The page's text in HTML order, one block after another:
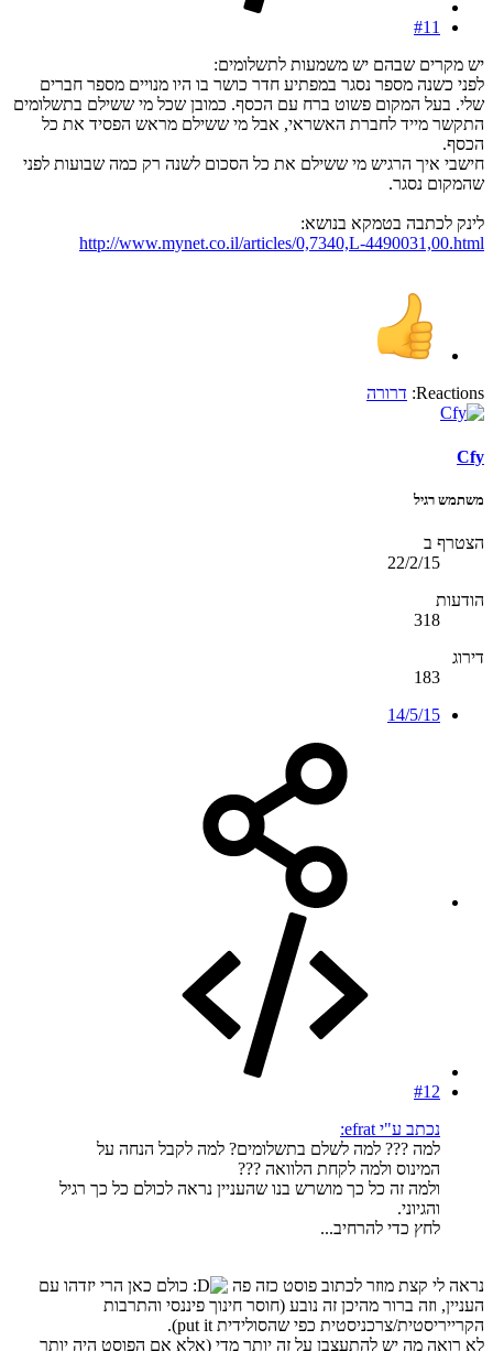
#11
יש מקרים שבהם יש משמעות לתשלומים:
לפני כשנה מספר נסגר במפתיע חדר כושר בו היו מנויים מספר חברים
שלי. בעל המקום פשוט ברח עם הכסף. כמובן שכל מי ששילם בתשלומים
התקשר מייד לחברת האשראי, אבל מי ששילם מראש הפסיד את כל
הכסף.
חישבי איך הרגיש מי ששילם את כל הסכום לשנה רק כמה שבועות לפני
שהמקום נסגר.
לינק לכתבה בטמקא בנושא:
http://www.mynet.co.il/articles/0,7340,L-4490031,00.html
Reactions: דרורה
Cfy
משתמש רגיל
הצטרף ב
22/2/15
הודעות
318
דירוג
183
14/5/15
#12
נכתב ע"י efrat:
למה ??? למה לשלם בתשלומים? למה לקבל הנחה על
המינוס ולמה לקחת הלוואה ???
ולמה זה כל כך מושרש בנו שהעניין נראה לכולם כל כך רגיל
והגיוני.
לחץ כדי להרחיב...
נראה לי קצת מוזר לכתוב פוסט כזה פה
כולם כאן הרי יזדהו עם
העניין, וזה ברור מהיכן זה נובע (חוסר חינוך פיננסי והתרבות
הקרייריסטית/צרכניסטית כפי שהסולידית put it).
לא רואה מה יש להתעצבן על זה יותר מדי (אלא אם הפוסט היה יותר